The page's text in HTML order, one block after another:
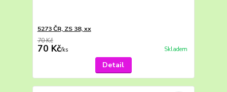
5273 ČR, ZS 38, xx
70 Kč
70 Kč/ks Skladem
Detail